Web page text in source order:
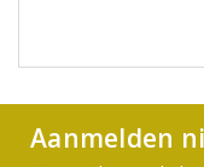
Aanmelden